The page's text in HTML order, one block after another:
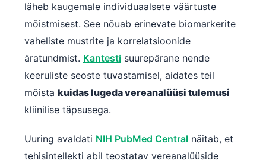
läheb kaugemale individuaalsete väärtuste
mõistmisest. See nõuab erinevate biomarkerite
vaheliste mustrite ja korrelatsioonide
äratundmist. Kantesti suurepärane nende
keeruliste seoste tuvastamisel, aidates teil
mõista kuidas lugeda vereanalüüsi tulemusi
kliinilise täpsusega.
Uuring avaldati NIH PubMed Central näitab, et
tehisintellekti abil teostatav vereanalüüside
Gàidhlig
Occitan
العربية المغربية
Afrikaans
Монгол
ພາສາລາວ
Basa Jawa
Cebuano